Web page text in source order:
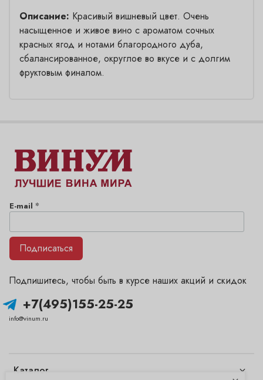
Описание: Красивый вишневый цвет. Очень
насыщенное и живое вино с ароматом сочных
красных ягод и нотами благородного дуба,
сбалансированное, округлое во вкусе и с долгим
фруктовым финалом.
Каталог
+7(495)155-25-25
info@vinum.ru
Подпишитесь, чтобы быть в курсе наших акций и скидок
E-mail *
Подписаться